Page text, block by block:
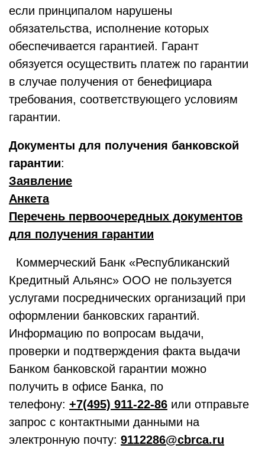
если принципалом нарушены
обязательства, исполнение которых
обеспечивается гарантией. Гарант
обязуется осуществить платеж по гарантии
в случае получения от бенефициара
требования, соответствующего условиям
гарантии.
Документы для получения банковской
гарантии:
Заявление
Анкета
Перечень первоочередных документов
для получения гарантии
Коммерческий Банк «Республиканский
Кредитный Альянс» ООО не пользуется
услугами посреднических организаций при
оформлении банковских гарантий.
Информацию по вопросам выдачи,
проверки и подтверждения факта выдачи
Банком банковской гарантии можно
получить в офисе Банка, по
телефону: +7(495) 911-22-86 или отправьте
запрос с контактными данными на
электронную почту: 9112286@cbrca.ru